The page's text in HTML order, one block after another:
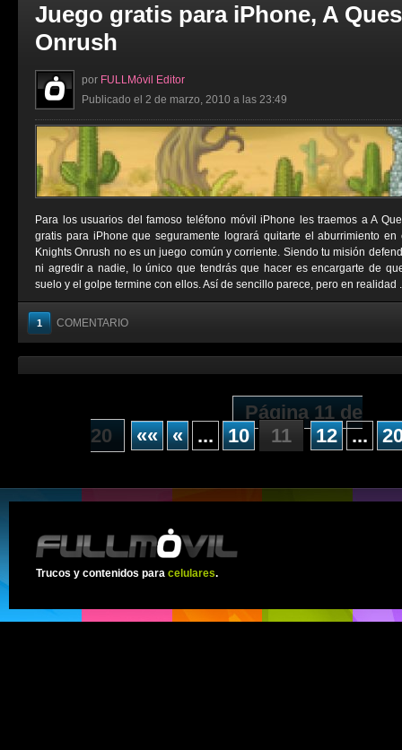
Juego gratis para iPhone, A
Onrush
por FULLMóvil Editor
Publicado el 2 de marzo, 2010 a las 23:49
Para los usuarios del famoso teléfono móvil iPhone les traemos a A
gratis para iPhone que seguramente logrará quitarte el aburrimiento en
Knights Onrush no es un juego común y corriente. Siendo tu misión
ni agredir a nadie, lo único que tendrás que hacer es encargarte de
suelo y el golpe termine con ellos. Así de sencillo parece, pero en realidad
1 COMENTARIO
Página 11 de
20
«« « ... 10 11 12 ...
Trucos y contenidos para celulares.